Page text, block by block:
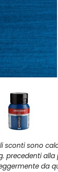
sconti sono
precedenti
da